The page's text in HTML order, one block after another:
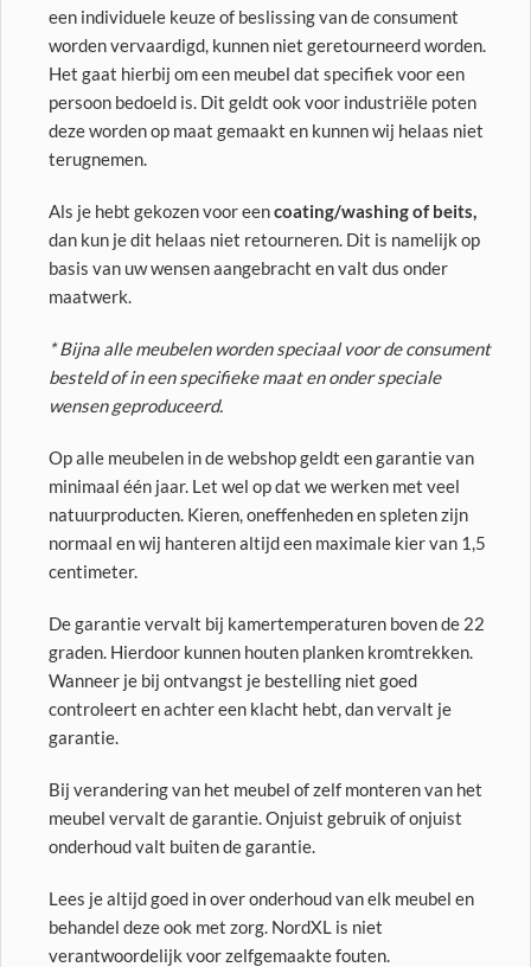
een individuele keuze of beslissing van de consument
worden vervaardigd, kunnen niet geretourneerd worden.
Het gaat hierbij om een meubel dat specifiek voor een
persoon bedoeld is. Dit geldt ook voor industriële poten
deze worden op maat gemaakt en kunnen wij helaas niet
terugnemen.
Als je hebt gekozen voor eencoating/washing of beits,
dan kun je dit helaas niet retourneren. Dit is namelijk op
basis van uw wensen aangebracht en valt dus onder
maatwerk.
* Bijna alle meubelen worden speciaal voor de consument
besteld of in een specifieke maat en onder speciale
wensen geproduceerd.
Op alle meubelen in de webshop geldt een garantie van
minimaal één jaar. Let wel op dat we werken met veel
natuurproducten. Kieren, oneffenheden en spleten zijn
normaal en wij hanteren altijd een maximale kier van 1,5
centimeter.
De garantie vervalt bij kamertemperaturen boven de 22
graden. Hierdoor kunnen houten planken kromtrekken.
Wanneer je bij ontvangst je bestelling niet goed
controleert en achter een klacht hebt, dan vervalt je
garantie.
Bij verandering van het meubel of zelf monteren van het
meubel vervalt de garantie. Onjuist gebruik of onjuist
onderhoud valt buiten de garantie.
Lees je altijd goed in over onderhoud van elk meubel en
behandel deze ook met zorg. NordXL is niet
verantwoordelijk voor zelfgemaakte fouten.